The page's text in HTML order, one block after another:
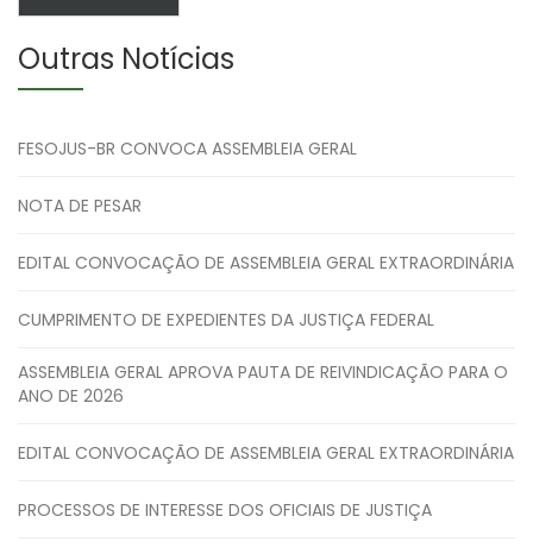
Outras Notícias
FESOJUS-BR CONVOCA ASSEMBLEIA GERAL
NOTA DE PESAR
EDITAL CONVOCAÇÃO DE ASSEMBLEIA GERAL EXTRAORDINÁRIA
CUMPRIMENTO DE EXPEDIENTES DA JUSTIÇA FEDERAL
ASSEMBLEIA GERAL APROVA PAUTA DE REIVINDICAÇÃO PARA O
ANO DE 2026
EDITAL CONVOCAÇÃO DE ASSEMBLEIA GERAL EXTRAORDINÁRIA
PROCESSOS DE INTERESSE DOS OFICIAIS DE JUSTIÇA